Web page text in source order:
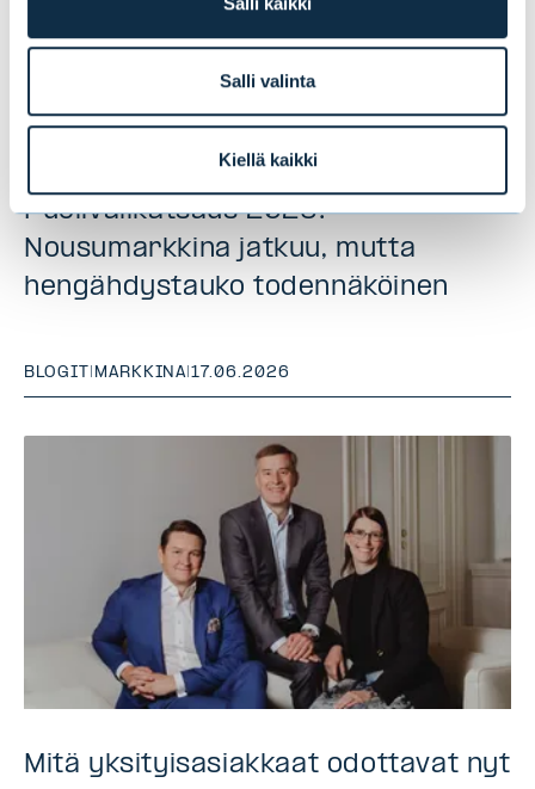
Salli valinta
Kiellä kaikki
Puolivälikatsaus 2026:
Nousumarkkina jatkuu, mutta
hengähdystauko todennäköinen
BLOGIT MARKKINA |17.06.2026
Mitä yksityisasiakkaat odottavat nyt